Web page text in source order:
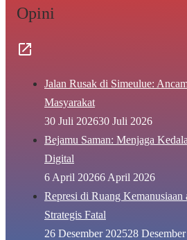
Opini
Jalan Rusak di Simeulue:
Masyarakat
30 Juli 202630 Juli 2026
Bejamu Saman: Menjaga
Digital
6 April 20266 April 2026
Represi di Ruang Kemanusiaan
Strategis Fatal
26 Desember 202528